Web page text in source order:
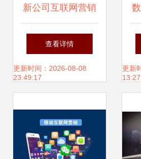
新公司互联网营销
与销售的实战策略
查看详情
更新时间：2026-08-08
23:49:17
更新